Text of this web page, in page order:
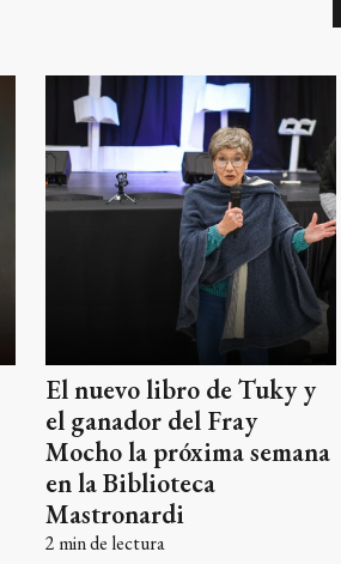
El nuevo libro de Tuky y
el ganador del Fray
Mocho la próxima semana
en la Biblioteca
Mastronardi
2 min de lectura